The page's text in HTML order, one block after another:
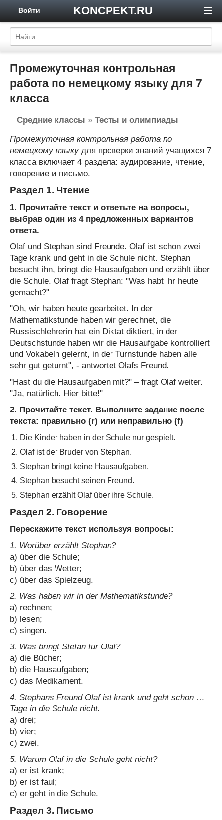
KONCPEKT.RU
Войти
Промежуточная контрольная
работа по немецкому языку для 7
класса
Средние классы » Тесты и олимпиады
Промежуточная контрольная работа по
немецкому языкудля проверки знаний учащихся 7
класса включает 4 раздела: аудирование, чтение,
говорение и письмо.
Раздел 1. Чтение
1. Прочитайте текст и ответьте на вопросы,
выбрав один из 4 предложенных вариантов
ответа.
Olaf und Stephan sind Freunde. Olaf ist schon zwei
Tage krank und geht in die Schule nicht. Stephan
besucht ihn, bringt die Hausaufgaben und erzählt über
die Schule. Olaf fragt Stephan: "Was habt ihr heute
gemacht?"
"Oh, wir haben heute gearbeitet. In der
Mathematikstunde haben wir gerechnet, die
Russischlehrerin hat ein Diktat diktiert, in der
Deutschstunde haben wir die Hausaufgabe kontrolliert
und Vokabeln gelernt, in der Turnstunde haben alle
sehr gut geturnt", - antwortet Olafs Freund.
"Hast du die Hausaufgaben mit?" – fragt Olaf weiter.
"Ja, natürlich. Hier bitte!"
2. Прочитайте текст. Выполните задание после
текста: правильно (r) или неправильно (f)
Die Kinder haben in der Schule nur gespielt.
Olaf ist der Bruder von Stephan.
Stephan bringt keine Hausaufgaben.
Stephan besucht seinen Freund.
Stephan erzählt Olaf über ihre Schulе.
Раздел 2. Говорение
Перескажите текст используя вопросы:
1. Worüber erzählt Stephan?
a) über die Schule;
b) über das Wetter;
c) über das Spielzeug.
2. Was haben wir in der Mathematikstunde?
a) rechnen;
b) lesen;
c) singen.
3. Was bringt Stefan für Olaf?
a) die Bücher;
b) die Hausaufgaben;
c) das Medikament.
4. Stephans Freund Olaf ist krank und geht schon …
Tage in die Schule nicht.
a) drei;
b) vier;
c) zwei.
5. Warum Olaf in die Schule geht nicht?
a) er ist krank;
b) er ist faul;
c) er geht in die Schule.
Раздел 3. Письмо